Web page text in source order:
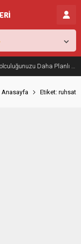
Antalya Transfer Seçenekleri ile Yolculuğunuzu Daha Planlı Hale Getirin
Anasayfa Etiket: ruhsat